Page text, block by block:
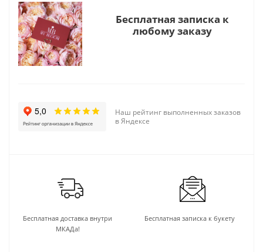
Бесплатная записка к
любому заказу
Наш рейтинг выполненных заказов
в Яндексе
Бесплатная доставка внутри
МКАДа!
Бесплатная записка к букету